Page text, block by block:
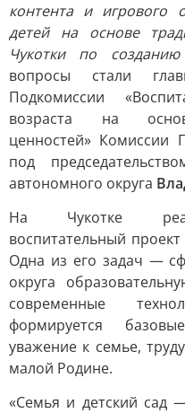
контента и игрового
детей на основе
Чукотки по
вопросы стали
Подкомиссии
возраста на
ценностей» Комиссии
под
автономного округа
На Чукотке
воспитательный
Одна из его задач —
округа
современные
формируется
уважение к семье,
малой Родине.
«Семья и детский сад